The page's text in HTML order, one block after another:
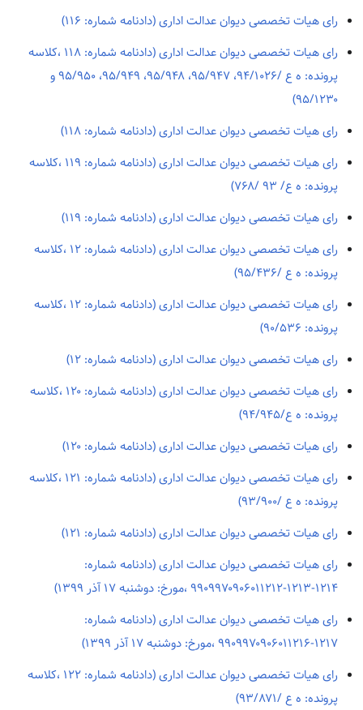
رای هیات تخصصی دیوان عدالت اداری (دادنامه شماره: ۱۱۶)
رای هیات تخصصی دیوان عدالت اداری (دادنامه شماره: ۱۱۸ ،کلاسه
پرونده: ه ع /۹۴/۱۰۲۶، ۹۵/۹۴۷، ۹۵/۹۴۸، ۹۵/۹۴۹، ۹۵/۹۵۰ و
۹۵/۱۲۳۰)
رای هیات تخصصی دیوان عدالت اداری (دادنامه شماره: ۱۱۸)
رای هیات تخصصی دیوان عدالت اداری (دادنامه شماره: ۱۱۹ ،کلاسه
پرونده: ه ع/ ۹۳ /۷۶۸)
رای هیات تخصصی دیوان عدالت اداری (دادنامه شماره: ۱۱۹)
رای هیات تخصصی دیوان عدالت اداری (دادنامه شماره: ۱۲ ،کلاسه
پرونده: ه ع /۹۵/۴۳۶)
رای هیات تخصصی دیوان عدالت اداری (دادنامه شماره: ۱۲ ،کلاسه
پرونده: ۹۰/۵۳۶)
رای هیات تخصصی دیوان عدالت اداری (دادنامه شماره: ۱۲)
رای هیات تخصصی دیوان عدالت اداری (دادنامه شماره: ۱۲۰ ،کلاسه
پرونده: ه ع/۹۴/۹۴۵)
رای هیات تخصصی دیوان عدالت اداری (دادنامه شماره: ۱۲۰)
رای هیات تخصصی دیوان عدالت اداری (دادنامه شماره: ۱۲۱ ،کلاسه
پرونده: ه ع /۹۳/۹۰۰)
رای هیات تخصصی دیوان عدالت اداری (دادنامه شماره: ۱۲۱)
رای هیات تخصصی دیوان عدالت اداری (دادنامه شماره:
۱۲۱۴-۱۲۱۳-۹۹۰۹۹۷۰۹۰۶۰۱۱۲۱۲ ،مورخ: دوشنبه ۱۷ آذر ۱۳۹۹)
رای هیات تخصصی دیوان عدالت اداری (دادنامه شماره:
۱۲۱۷-۹۹۰۹۹۷۰۹۰۶۰۱۱۲۱۶ ،مورخ: دوشنبه ۱۷ آذر ۱۳۹۹)
رای هیات تخصصی دیوان عدالت اداری (دادنامه شماره: ۱۲۲ ،کلاسه
پرونده: ه ع /۹۳/۸۷۱)